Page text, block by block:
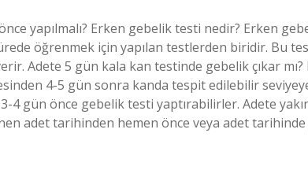
yapılmalı? Erken gebelik testi nedir? Erken
öğrenmek için yapılan testlerden biridir. Bu
Adete 5 gün kala kan testinde gebelik çıkar
4-5 gün sonra kanda tespit edilebilir
4 gün önce gebelik testi yaptırabilirler. Adete
adet tarihinden hemen önce veya adet